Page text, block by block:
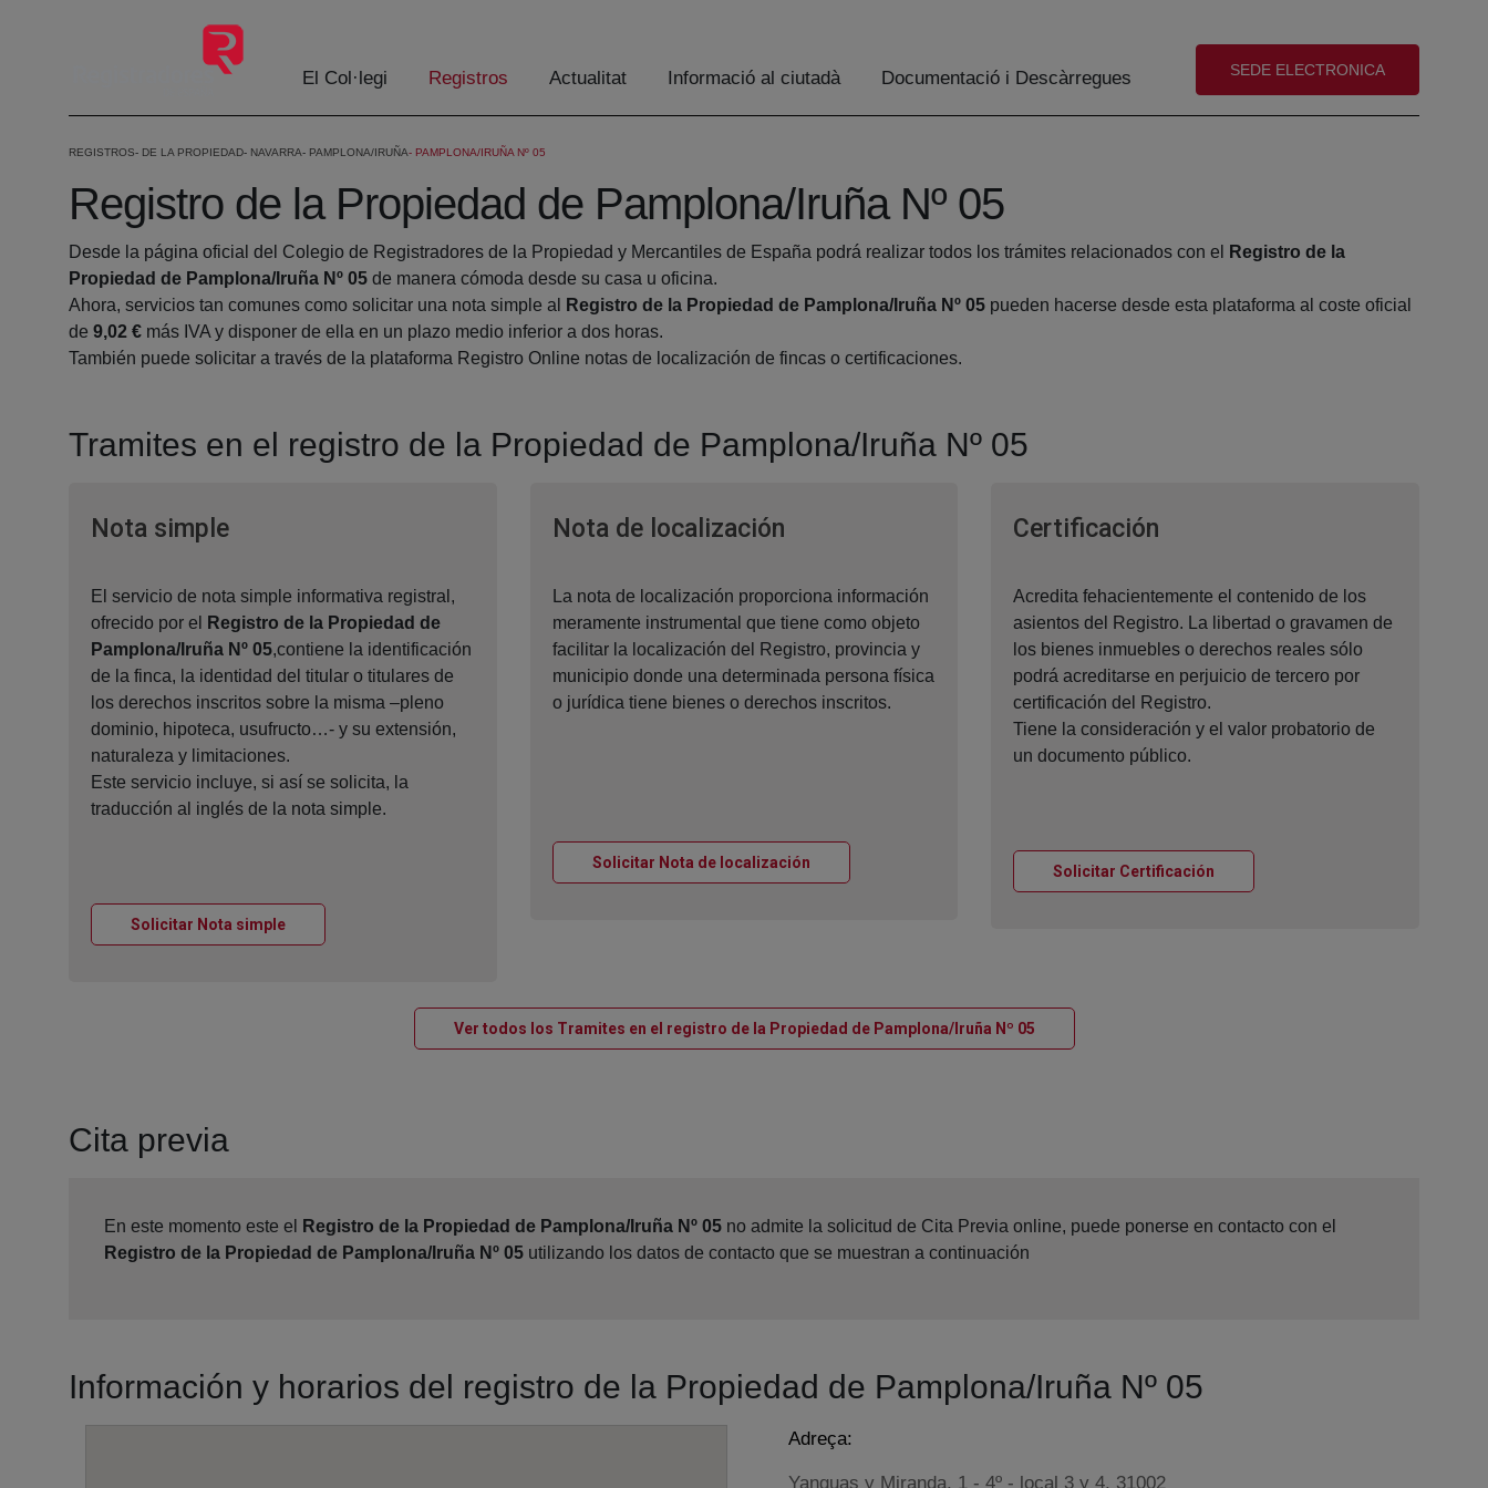
Salta al contingut principal
El Col·legi Registros Actualitat Informació al ciutadà Documentació i Descàrregues (abre en nueva ventana)
SEDE ELECTRONICA
REGISTROS DE LA PROPIEDAD NAVARRA PAMPLONA/IRUÑA PAMPLONA/IRUÑA Nº 05
Registro de la Propiedad de Pamplona/Iruña Nº 05
Desde la página oficial del Colegio de Registradores de la Propiedad y Mercantiles de España podrá realizar todos los trámites relacionados con el
Registro de la
Propiedad de Pamplona/Iruña Nº 05 de manera cómoda desde su casa u oficina.
Ahora, servicios tan comunes como solicitar una nota simple al
Registro de la Propiedad de Pamplona/Iruña Nº 05 pueden hacerse desde esta plataforma al coste oficial
de 9,02 € más IVA y disponer de ella en un plazo medio inferior a dos horas.
También puede solicitar a través de la plataforma Registro Online notas de localización de fincas o certificaciones.
Tramites en el registro de la Propiedad de Pamplona/Iruña Nº 05
Nota simpleVentana nueva
El servicio de nota simple informativa registral,
ofrecido por el
Registro de la Propiedad de
Pamplona/Iruña Nº 05,contiene la identificación
de la finca, la identidad del titular o titulares de
los derechos inscritos sobre la misma –pleno
dominio, hipoteca, usufructo…- y su extensión,
naturaleza y limitaciones.
Este servicio incluye, si así se solicita, la
traducción al inglés de la nota simple.
Solicitar Nota simpleVentana nueva
Nota de localizaciónVentana nueva
La nota de localización proporciona información
meramente instrumental que tiene como objeto
facilitar la localización del Registro, provincia y
municipio donde una determinada persona física
o jurídica tiene bienes o derechos inscritos.
Solicitar Nota de localizaciónVentana nueva
Certificación
Acredita fehacientemente el contenido de los
asientos del Registro. La libertad o gravamen de
los bienes inmuebles o derechos reales sólo
podrá acreditarse en perjuicio de tercero por
certificación del Registro.
Tiene la consideración y el valor probatorio de
un documento público.
Solicitar Certificación
Ver todos los Tramites en el registro de la Propiedad de Pamplona/Iruña Nº 05Ventana nueva
Cita previa
En este momento este el Registro de la Propiedad de Pamplona/Iruña Nº 05 no admite la solicitud de Cita Previa online, puede ponerse en contacto con el
Registro de la Propiedad de Pamplona/Iruña Nº 05 utilizando los datos de contacto que se muestran a continuación
Información y horarios del registro de la Propiedad de Pamplona/Iruña Nº 05
Adreça:
Yanguas y Miranda, 1 - 4º - local 3 y 4, 31002